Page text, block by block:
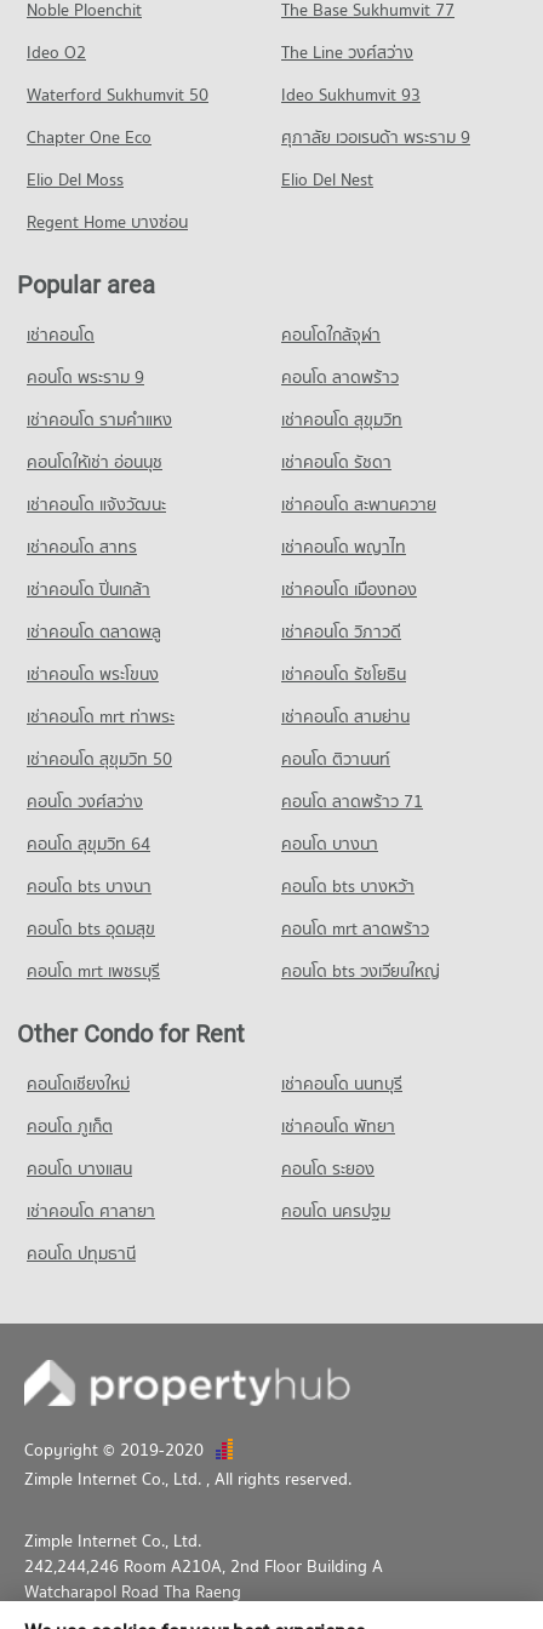
Condo for Sale near Poonnakan Road Songkhla
3 properties for sale
Condo Karnjanavanit Road Hat Yai
Condo for Rent near Karnjanavanit Road Hat Yai
46 properties for rent
Condo for Sale near Karnjanavanit Road Hat Yai
59 properties for sale
Condo Diana Plaza Hat Yai
64 properties for rent
Condo for Sale near Diana Plaza Hat Yai
93 properties for sale
PROJECT_COUNT
Condo for Rent near Hat Yai Bus Terminal
62 properties for sale
Condo for Rent near Traditional Thai Medicine Hospital
87 properties for sale
Condo Bangkok Hospital Hat Yai
PROJECT_COUNT
Condo for Rent near Bangkok Hospital Hat Yai
64 properties for rent
Condo for Sale near Bangkok Hospital Hat Yai
87 properties for sale
Noble Ploenchit
The Base Sukhumvit 77
Ideo O2
The Line วงศ์สว่าง
Waterford Sukhumvit 50
Ideo Sukhumvit 93
Chapter One Eco
ศุภาลัย เวอเรนด้า พระราม 9
Elio Del Moss
Elio Del Nest
Regent Home บางซ่อน
Popular area
เช่าคอนโด
คอนโดใกล้จุฬา
คอนโด พระราม 9
คอนโด ลาดพร้าว
เช่าคอนโด รามคําแหง
เช่าคอนโด สุขุมวิท
คอนโดให้เช่า อ่อนนุช
เช่าคอนโด รัชดา
เช่าคอนโด แจ้งวัฒนะ
เช่าคอนโด สะพานควาย
เช่าคอนโด สาทร
เช่าคอนโด พญาไท
เช่าคอนโด ปิ่นเกล้า
เช่าคอนโด เมืองทอง
เช่าคอนโด ตลาดพลู
เช่าคอนโด วิภาวดี
เช่าคอนโด พระโขนง
เช่าคอนโด รัชโยธิน
เช่าคอนโด mrt ท่าพระ
เช่าคอนโด สามย่าน
เช่าคอนโด สุขุมวิท 50
คอนโด ติวานนท์
คอนโด วงศ์สว่าง
คอนโด ลาดพร้าว 71
คอนโด สุขุมวิท 64
คอนโด บางนา
คอนโด bts บางนา
คอนโด bts บางหว้า
คอนโด bts อุดมสุข
คอนโด mrt ลาดพร้าว
คอนโด mrt เพชรบุรี
คอนโด bts วงเวียนใหญ่
Other Condo for Rent
คอนโดเชียงใหม่
เช่าคอนโด นนทบุรี
คอนโด ภูเก็ต
เช่าคอนโด พัทยา
คอนโด บางแสน
คอนโด ระยอง
เช่าคอนโด ศาลายา
คอนโด นครปฐม
คอนโด ปทุมธานี
Copyright © 2019-2020
Zimple Internet Co., Ltd. , All rights reserved.
Zimple Internet Co., Ltd.
242,244,246 Room A210A, 2nd Floor Building A
Watcharapol Road Tha Raeng
Bang Khen Bangkok 10230